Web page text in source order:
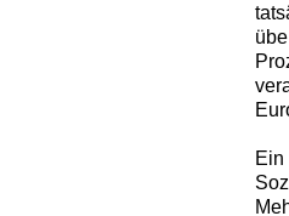
Ein